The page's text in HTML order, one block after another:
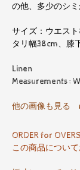
の他、多少のシミ
サイズ：ウエス
タリ幅38cm、
Linen
Measurements :
他の画像も見る
ORDER for
この商品について